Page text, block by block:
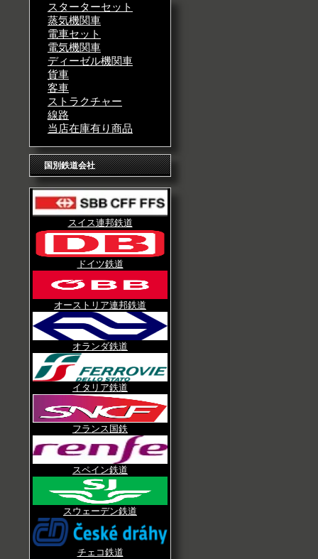
スターターセット
蒸気機関車
電車セット
電気機関車
ディーゼル機関車
貨車
客車
ストラクチャー
線路
当店在庫有り商品
国別鉄道会社
スイス連邦鉄道
ドイツ鉄道
オーストリア連邦鉄道
オランダ鉄道
イタリア鉄道
フランス国鉄
スペイン鉄道
スウェーデン鉄道
チェコ鉄道